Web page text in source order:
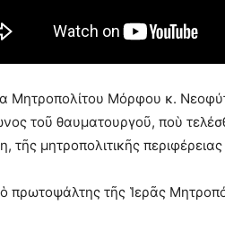
Μητροπολίτου Μόρφου κ.
τοῦ θαυματουργοῦ, ποὺ
τῆς μητροπολιτικῆς
πρωτοψάλτης τῆς Ἱερᾶς